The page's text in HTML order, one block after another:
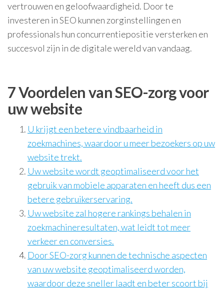
vertrouwen en geloofwaardigheid. Door te
investeren in SEO kunnen zorginstellingen en
professionals hun concurrentiepositie versterken en
succesvol zijn in de digitale wereld van vandaag.
7 Voordelen van SEO-zorg voor
uw website
U krijgt een betere vindbaarheid in
zoekmachines, waardoor u meer bezoekers op uw
website trekt.
Uw website wordt geoptimaliseerd voor het
gebruik van mobiele apparaten en heeft dus een
betere gebruikerservaring.
Uw website zal hogere rankings behalen in
zoekmachineresultaten, wat leidt tot meer
verkeer en conversies.
Door SEO-zorg kunnen de technische aspecten
van uw website geoptimaliseerd worden,
waardoor deze sneller laadt en beter scoort bij